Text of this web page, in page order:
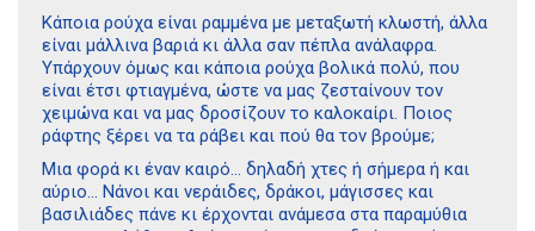
Κάποια ρούχα είναι ραμμένα με μεταξωτή κλωστή, άλλα
είναι μάλλινα βαριά κι άλλα σαν πέπλα ανάλαφρα.
Υπάρχουν όμως και κάποια ρούχα βολικά πολύ, που
είναι έτσι φτιαγμένα, ώστε να μας ζεσταίνουν τον
χειμώνα και να μας δροσίζουν το καλοκαίρι. Ποιος
ράφτης ξέρει να τα ράβει και πού θα τον βρούμε;
Μια φορά κι έναν καιρό… δηλαδή χτες ή σήμερα ή και
αύριο… Νάνοι και νεράιδες, δράκοι, μάγισσες και
βασιλιάδες πάνε κι έρχονται ανάμεσα στα παραμύθια